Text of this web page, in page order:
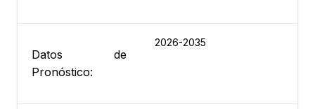
Datos de
Pronóstico:
2026-2035